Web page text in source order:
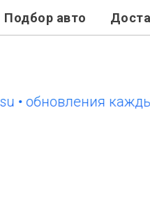
Подбор авто
каждый